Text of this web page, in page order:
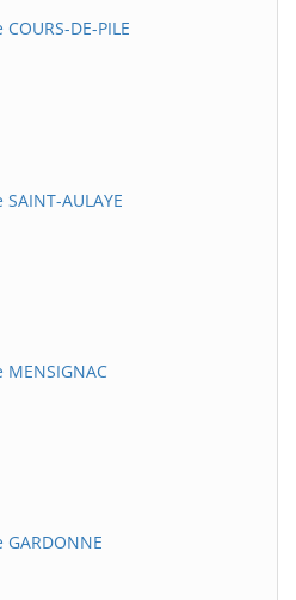
DE-PILE
AULAYE